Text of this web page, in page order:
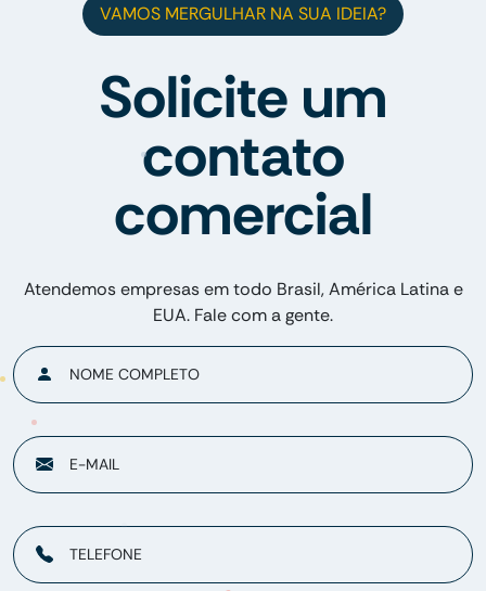
VAMOS MERGULHAR NA SUA IDEIA?
Solicite um
contato
comercial
Atendemos empresas em todo Brasil, América Latina e
EUA. Fale com a gente.
NOME COMPLETO
E-MAIL
TELEFONE